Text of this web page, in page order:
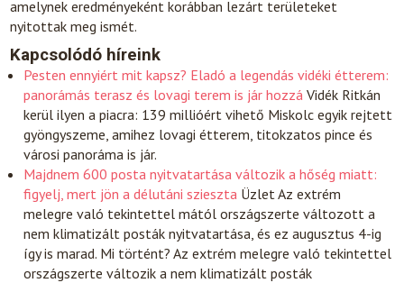
amelynek eredményeként korábban lezárt területeket
nyitottak meg ismét.
Kapcsolódó híreink
Pesten ennyiért mit kapsz? Eladó a legendás vidéki étterem:
panorámás terasz és lovagi terem is jár hozzá Vidék Ritkán
kerül ilyen a piacra: 139 millióért vihető Miskolc egyik rejtett
gyöngyszeme, amihez lovagi étterem, titokzatos pince és
városi panoráma is jár.
Majdnem 600 posta nyitvatartása változik a hőség miatt:
figyelj, mert jön a délutáni szieszta ÜzletAz extrém
melegre való tekintettel mától országszerte változott a
nem klimatizált posták nyitvatartása, és ez augusztus 4-ig
így is marad. Mi történt? Az extrém melegre való tekintettel
országszerte változik a nem klimatizált posták